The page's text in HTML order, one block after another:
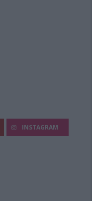
INSTAGRAM